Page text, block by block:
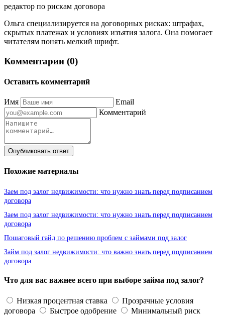
редактор по рискам договора
Ольга специализируется на договорных рисках: штрафах,
скрытых платежах и условиях изъятия залога. Она помогает
читателям понять мелкий шрифт.
Комментарии (0)
Оставить комментарий
Имя
Email
Комментарий
Опубликовать ответ
Похожие материалы
Заем под залог недвижимости: что нужно знать перед подписанием
договора
Заем под залог недвижимости: что нужно знать перед подписанием
договора
Пошаговый гайд по решению проблем с займами под залог
Займ под залог недвижимости: что важно знать перед подписанием
договора
Что для вас важнее всего при выборе займа под залог?
Низкая процентная ставка
Прозрачные условия
договора
Быстрое одобрение Минимальный риск